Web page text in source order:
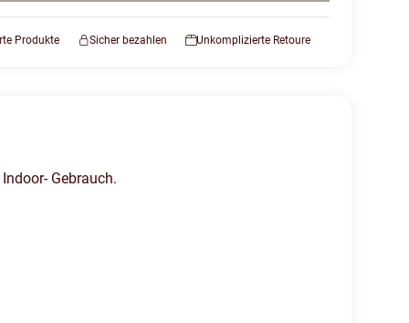
Produkte Sicher bezahlen Unkomplizierte Retoure
Gebrauch.